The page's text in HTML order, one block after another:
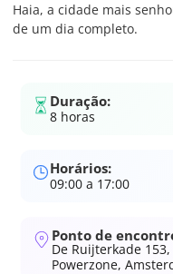
Haia, a cidade mais
de um dia completo.
Duração:
8 horas
Horários:
09:00 a 17:00
Ponto de
De Ruijterkade
Powerzone,